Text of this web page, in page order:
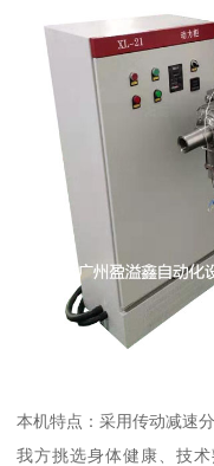
本机特点：采用传动减速
我方挑选身体健康、技